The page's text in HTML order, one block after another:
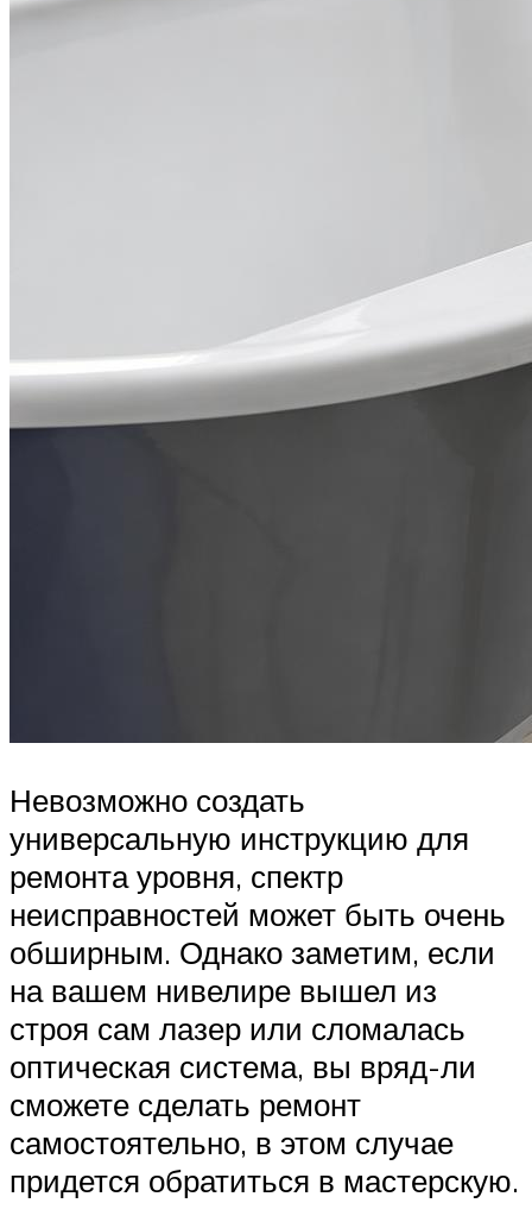
Невозможно создать
универсальную инструкцию для
ремонта уровня, спектр
неисправностей может быть очень
обширным. Однако заметим, если
на вашем нивелире вышел из
строя сам лазер или сломалась
оптическая система, вы вряд-ли
сможете сделать ремонт
самостоятельно, в этом случае
придется обратиться в мастерскую.